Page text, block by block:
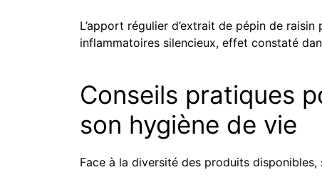
L’apport régulier d’extrait de pépin de
inflammatoires silencieux, effet constaté
Conseils pratiques
son hygiène de vie
Face à la diversité des produits